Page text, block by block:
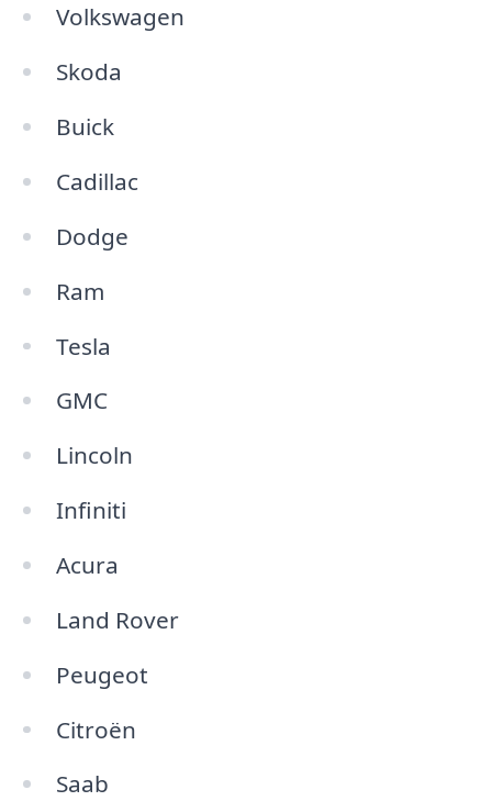
Volkswagen
Skoda
Buick
Cadillac
Dodge
Ram
Tesla
GMC
Lincoln
Infiniti
Acura
Land Rover
Peugeot
Citroën
Saab